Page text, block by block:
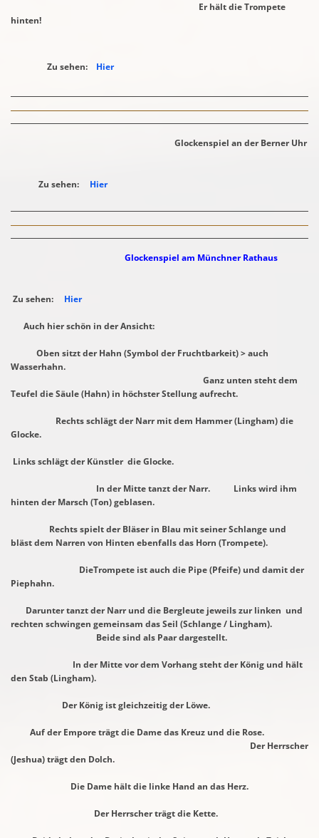
Er hält die Trompete
hinten!
Zu sehen: Hier
Glockenspiel an der Berner Uhr
Zu sehen: Hier
Glockenspiel am Münchner Rathaus
Zu sehen: Hier
Auch hier schön in der Ansicht:
Oben sitzt der Hahn (Symbol der Fruchtbarkeit) > auch
Wasserhahn.
Ganz unten steht dem
Teufel die Säule (Hahn) in höchster Stellung aufrecht.
Rechts schlägt der Narr mit dem Hammer (Lingham) die
Glocke.
Links schlägt der Künstler die Glocke.
In der Mitte tanzt der Narr. Links wird ihm
hinten der Marsch (Ton) geblasen.
Rechts spielt der Bläser in Blau mit seiner Schlange und
bläst dem Narren von Hinten ebenfalls das Horn (Trompete).
DieTrompete ist auch die Pipe (Pfeife) und damit der
Piephahn.
Darunter tanzt der Narr und die Bergleute jeweils zur linken und
rechten schwingen gemeinsam das Seil (Schlange / Lingham).
Beide sind als Paar dargestellt.
In der Mitte vor dem Vorhang steht der König und hält
den Stab (Lingham).
Der König ist gleichzeitig der Löwe.
Auf der Empore trägt die Dame das Kreuz und die Rose.
Der Herrscher
(Jeshua) trägt den Dolch.
Die Dame hält die linke Hand an das Herz.
Der Herrscher trägt die Kette.